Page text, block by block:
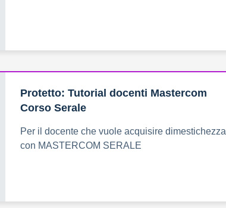
Protetto: Tutorial docenti Mastercom
Corso Serale
Per il docente che vuole acquisire dimestichezza
con MASTERCOM SERALE